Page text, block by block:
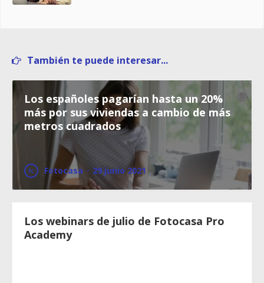
También te puede interesar...
Los españoles pagarían hasta un 20%
más por sus viviendas a cambio de más
metros cuadrados
Fotocasa · 29 junio 2021
Los webinars de julio de Fotocasa Pro
Academy